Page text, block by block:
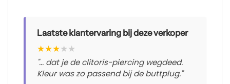
Laatste klantervaring bij deze verkoper
★★★★★
"... dat je de clitoris-piercing wegdeed.
Kleur was zo passend bij de buttplug."